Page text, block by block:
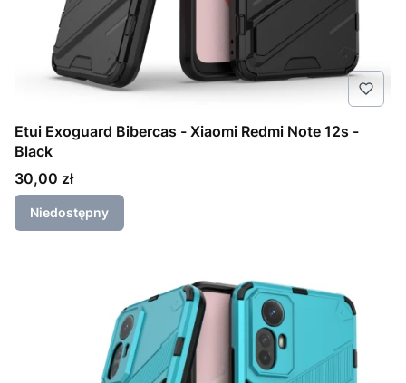
Etui Exoguard Bibercas - Xiaomi Redmi Note 12s -
Black
Cena
30,00 zł
Niedostępny